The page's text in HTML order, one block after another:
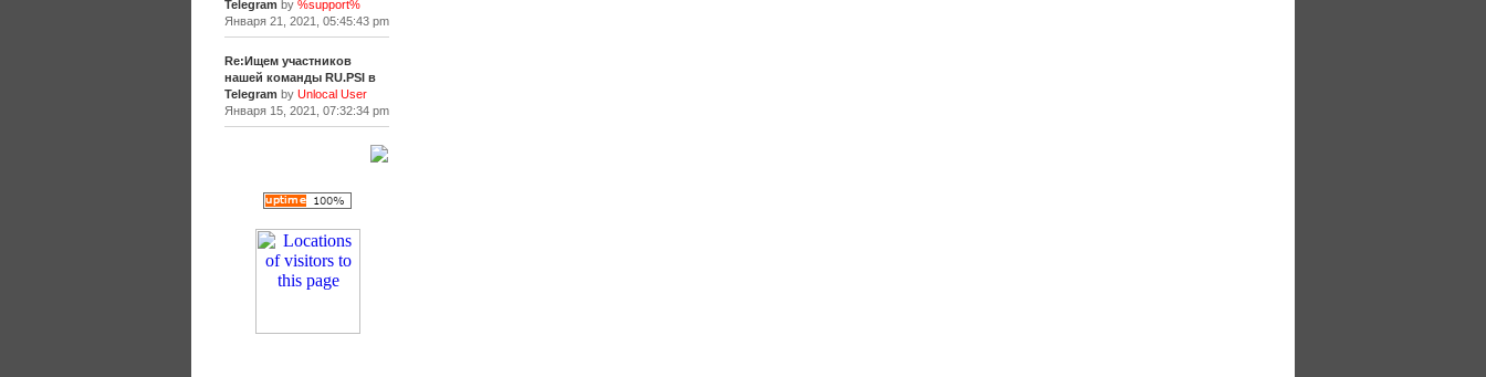
Telegram by %support%
Января 21, 2021, 05:45:43 pm
Re:Ищем участников
нашей команды RU.PSI в
Telegram by Unlocal User
Января 15, 2021, 07:32:34 pm